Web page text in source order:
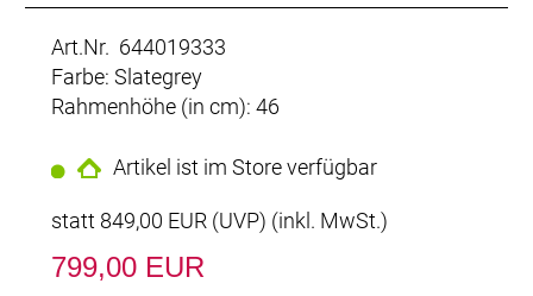
Art.Nr. 644019333
Farbe: Slategrey
Rahmenhöhe (in cm): 46
Artikel ist im Store verfügbar
statt 849,00 EUR (UVP) (inkl. MwSt.)
799,00 EUR